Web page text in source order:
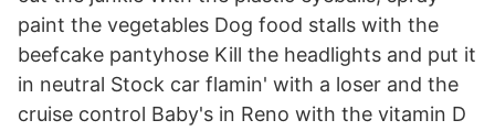
paint the vegetables Dog food stalls with the
beefcake pantyhose Kill the headlights and put it
in neutral Stock car flamin' with a loser and the
cruise control Baby's in Reno with the vitamin D